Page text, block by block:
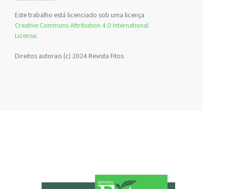
Este trabalho está licenciado sob uma licença
Creative Commons Attribution 4.0 International
License.
Direitos autorais (c) 2024 Revista Fitos